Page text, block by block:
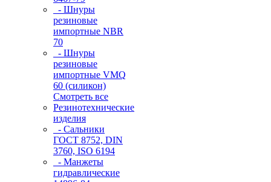
- Шнуры
резиновые
импортные NBR
70
- Шнуры
резиновые
импортные VMQ
60 (силикон)
Смотреть все
Резинотехнические
изделия
- Сальники
ГОСТ 8752, DIN
3760, ISO 6194
- Манжеты
гидравлические